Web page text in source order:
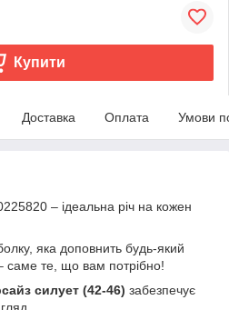
Купити
Доставка Оплата Умови
– ідеальна річ на кожен
яка доповнить будь-який
саме те, що вам потрібно!
силует (42-46) забезпечує